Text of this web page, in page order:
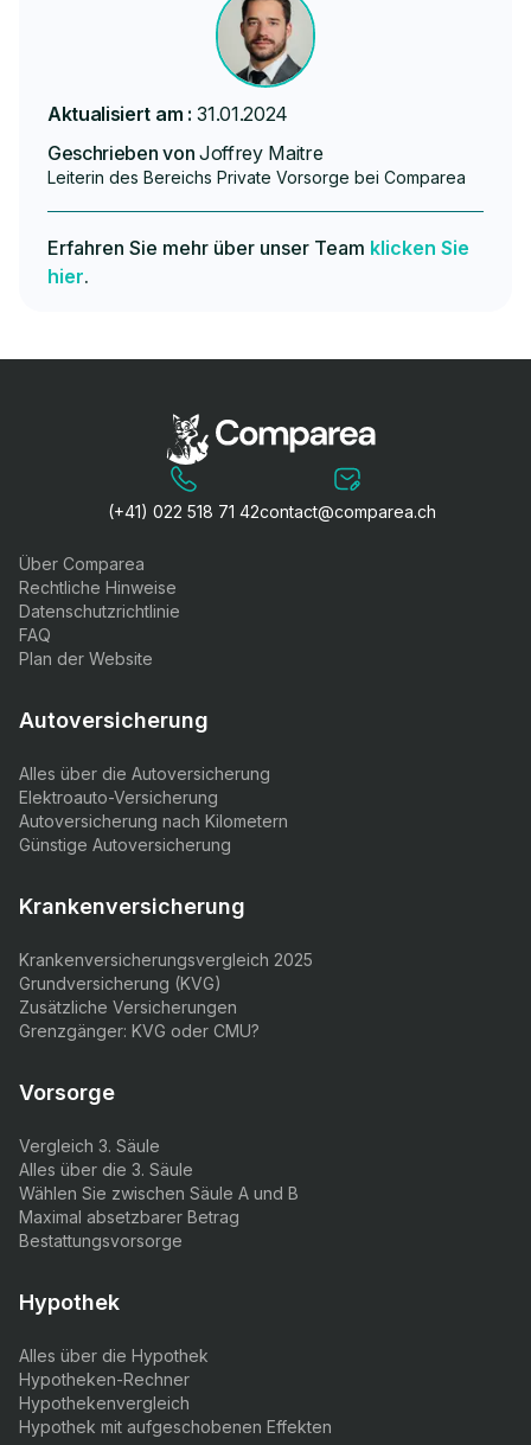
Aktualisiert am : 31.01.2024
Geschrieben von Joffrey Maitre
Leiterin des Bereichs Private Vorsorge bei Comparea
Erfahren Sie mehr über unser Team klicken Sie
hier.
(+41) 022 518 71 42contact@comparea.ch
Über Comparea
Rechtliche Hinweise
Datenschutzrichtlinie
FAQ
Plan der Website
Autoversicherung
Alles über die Autoversicherung
Elektroauto-Versicherung
Autoversicherung nach Kilometern
Günstige Autoversicherung
Krankenversicherung
Krankenversicherungsvergleich 2025
Grundversicherung (KVG)
Zusätzliche Versicherungen
Grenzgänger: KVG oder CMU?
Vorsorge
Vergleich 3. Säule
Alles über die 3. Säule
Wählen Sie zwischen Säule A und B
Maximal absetzbarer Betrag
Bestattungsvorsorge
Hypothek
Alles über die Hypothek
Hypotheken-Rechner
Hypothekenvergleich
Hypothek mit aufgeschobenen Effekten